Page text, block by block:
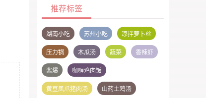
推荐标签
湖南小吃 苏州小吃 凉拌萝卜丝
压力锅 木瓜汤 蔬菜 香辣虾
酱爆 咖喱鸡肉饭
黄豆凤爪猪肉汤 山药土鸡汤